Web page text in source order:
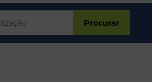
Procurar